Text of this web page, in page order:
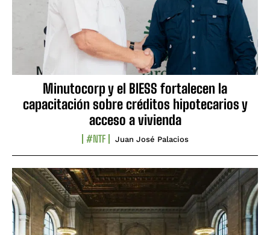
Minutocorp y el BIESS fortalecen la
capacitación sobre créditos hipotecarios y
acceso a vivienda
#NTF Juan José Palacios